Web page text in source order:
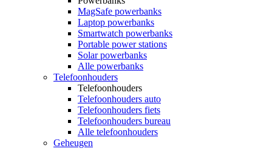
MagSafe powerbanks
Laptop powerbanks
Smartwatch powerbanks
Portable power stations
Solar powerbanks
Alle powerbanks
Telefoonhouders
Telefoonhouders
Telefoonhouders auto
Telefoonhouders fiets
Telefoonhouders bureau
Alle telefoonhouders
Geheugen